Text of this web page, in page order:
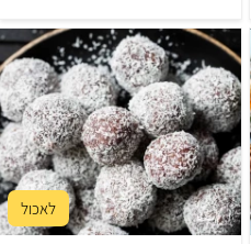
כמו טעמו החלומי.
קל 20 דקות
25 כדורים